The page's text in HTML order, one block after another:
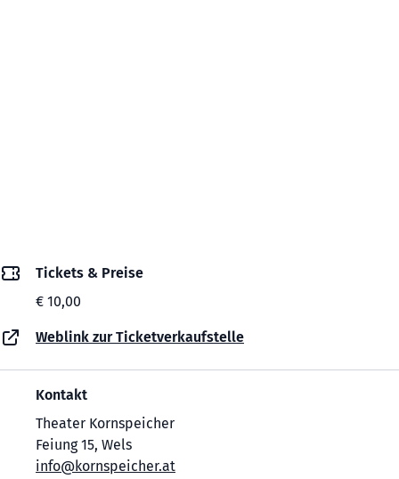
Tickets & Preise
€ 10,00
Weblink zur Ticketverkaufstelle
Kontakt
Theater Kornspeicher
Feiung 15, Wels
info@kornspeicher.at